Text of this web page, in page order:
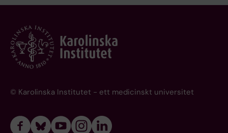
© Karolinska Institutet - ett medicinskt universitet